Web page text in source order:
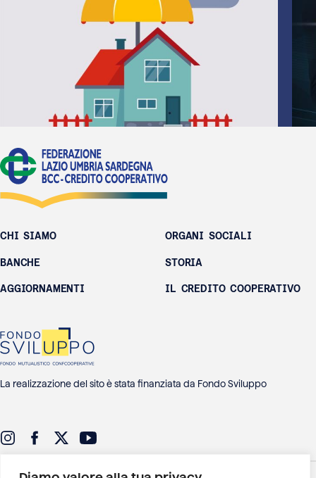
CHI SIAMO
BANCHE
AGGIORNAMENTI
ORGANI SOCIALI
STORIA
IL CREDITO COOPERATIVO
La realizzazione del sito è stata finanziata da Fondo Sviluppo